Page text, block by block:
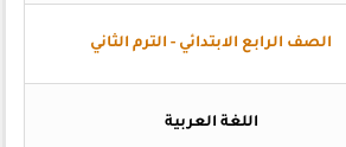
الصف الرابع الابتدائي - الترم الثاني
اللغة العربية